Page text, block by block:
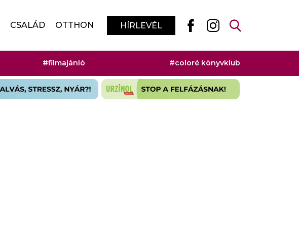
CSALÁD OTTHON HÍRLEVÉL
#filmajánló #coloré könyvklub